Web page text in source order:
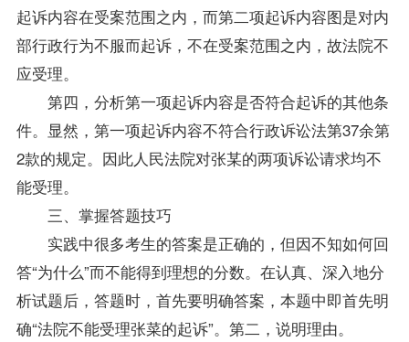
起诉内容在受案范围之内，而第二项起诉内容图是对内
部行政行为不服而起诉，不在受案范围之内，故法院不
应受理。
第四，分析第一项起诉内容是否符合起诉的其他条
件。显然，第一项起诉内容不符合行政诉讼法第37余第
2款的规定。因此人民法院对张某的两项诉讼请求均不
能受理。
三、掌握答题技巧
实践中很多考生的答案是正确的，但因不知如何回
答“为什么”而不能得到理想的分数。在认真、深入地分
析试题后，答题时，首先要明确答案，本题中即首先明
确“法院不能受理张菜的起诉”。第二，说明理由。